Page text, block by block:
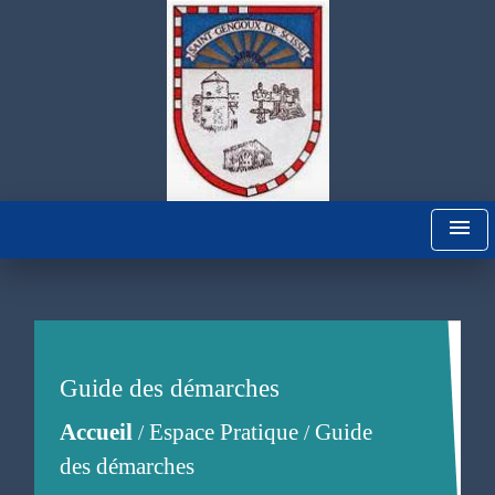
menu
Guide des démarches
Accueil/Espace Pratique/Guide
des démarches